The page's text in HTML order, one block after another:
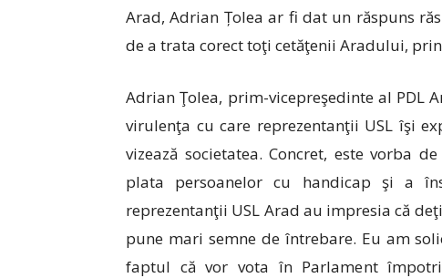
Arad, Adrian Țolea ar fi dat un răspuns
de a trata corect toţi cetăţenii Aradului,
Adrian Ţolea, prim-vicepreşedinte al PDL
virulenţa cu care reprezentanţii USL îşi
vizează societatea. Concret, este vorba
plata persoanelor cu handicap şi a
reprezentanţii USL Arad au impresia că
pune mari semne de întrebare. Eu am
faptul că vor vota în Parlament